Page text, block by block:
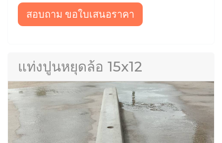
สอบถาม ขอใบเสนอราคา
แท่งปูนหยุดล้อ 15x12